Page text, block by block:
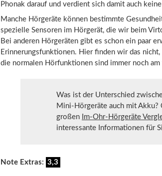
Phonak darauf und verdient sich damit auch
Manche Hörgeräte können bestimmte
spezielle Sensoren im Hörgerät, die wir beim
Bei anderen Hörgeräten gibt es schon ein paar
Erinnerungsfunktionen. Hier finden wir das
die normalen Hörfunktionen sind immer noch
Was ist der Unterschied
Mini-Hörgeräte auch mit Akku?
großen Im-Ohr-Hörgeräte
interessante Informationen für
Note Extras: 3,3